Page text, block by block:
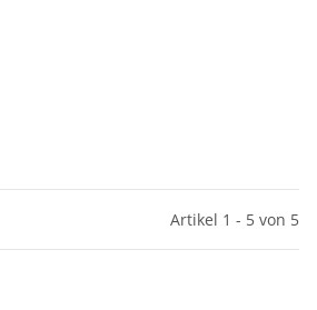
Artikel 1 - 5 von 5